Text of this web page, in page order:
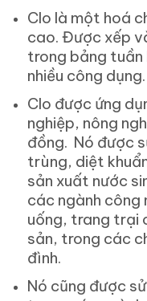
Clo là một hoá
cao. Được xếp
trong bảng
nhiều công dụng.
Clo được ứng
nghiệp, nông
đồng. Nó được
trùng, diệt
sản xuất nước
các ngành công
uống, trang trại
sản, trong các
đình.
Nó cũng được